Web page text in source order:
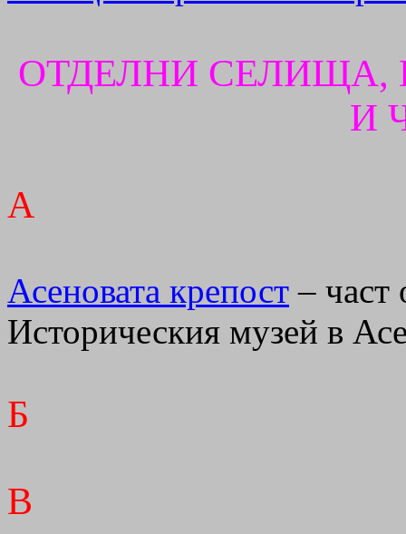
ОТДЕЛНИ СЕЛИЩА,
И
А
Асеновата крепост – част
Историческия музей в
Б
В